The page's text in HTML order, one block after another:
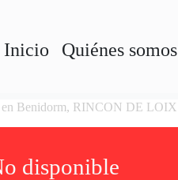
Inicio Quiénes somos
en Benidorm, RINCON DE LOIX
disponible